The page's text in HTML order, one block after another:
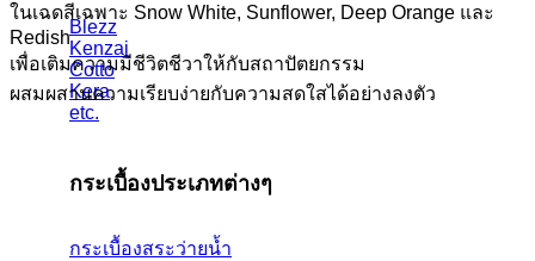
Blezz
Kenzai
Cotto
Kera
etc.
กระเบื้องประเภทต่างๆ
กระเบื้องสระว่ายน้ำ
ในเฉดสีเฉพาะ Snow White, Sunflower, Deep Orange และ
Redish
เพื่อเติมความมีชีวิตชีวาให้กับสถาปัตยกรรม
ผสมผสานความเรียบง่ายกับความสดใสได้อย่างลงตัว